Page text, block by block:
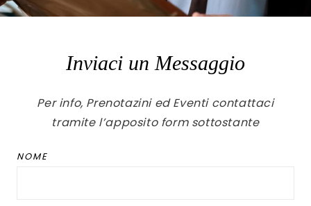
Inviaci un Messaggio
Per info, Prenotazini ed Eventi contattaci
tramite l’apposito form sottostante
NOME